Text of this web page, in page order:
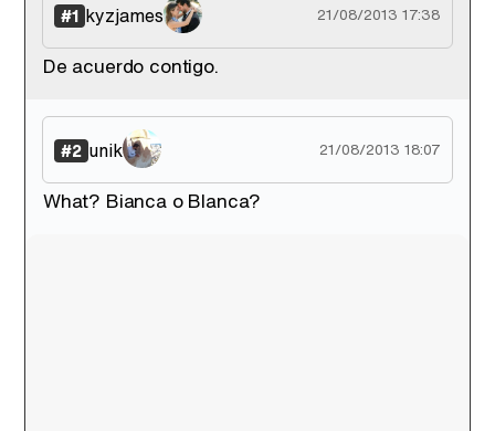
Tráiler de '33 días', la nueva serie de Atresplayer con Julián Villagrán y José Manuel Poga
#1 kyzjames 21/08/2013 17:38
De acuerdo contigo.
#2 unik 21/08/2013 18:07
What? Bianca o Blanca?